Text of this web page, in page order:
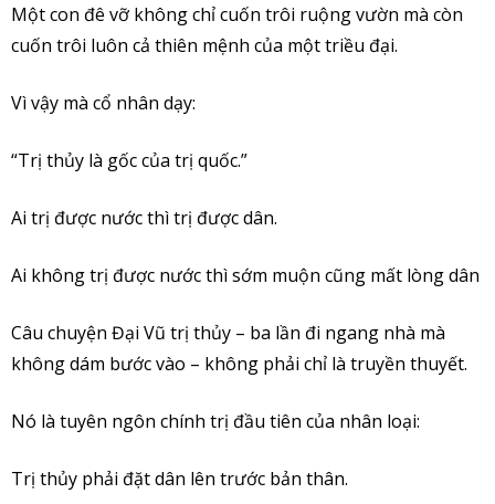
Một con đê vỡ không chỉ cuốn trôi ruộng vườn mà còn
cuốn trôi luôn cả thiên mệnh của một triều đại.
Vì vậy mà cổ nhân dạy:
“Trị thủy là gốc của trị quốc.”
Ai trị được nước thì trị được dân.
Ai không trị được nước thì sớm muộn cũng mất lòng dân
Câu chuyện Đại Vũ trị thủy – ba lần đi ngang nhà mà
không dám bước vào – không phải chỉ là truyền thuyết.
Nó là tuyên ngôn chính trị đầu tiên của nhân loại:
Trị thủy phải đặt dân lên trước bản thân.